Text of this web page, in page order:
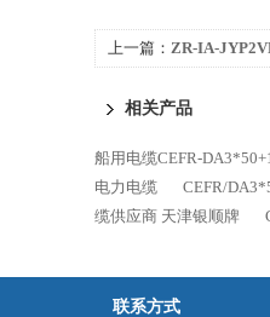
上一篇： ZR-IA-
相关产品
船用电缆CEFR-
电力电缆
CEFR/
缆供应商 天津银顺牌
联系方式